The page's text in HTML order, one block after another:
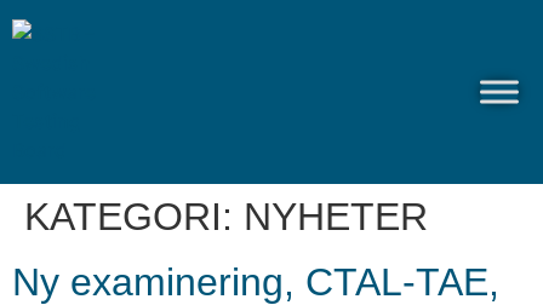
KATEGORI: NYHETER
Ny examinering, CTAL-TAE,